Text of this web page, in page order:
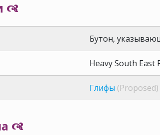
🙧
Бутон,
Heavy South East
Глифы (Proposed)
🙧